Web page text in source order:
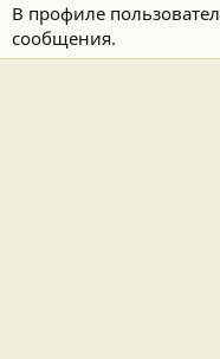
В профиле
сообщения.